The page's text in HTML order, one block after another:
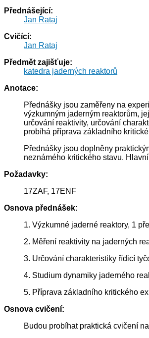
Přednášející:
Jan Rataj
Cvičící:
Jan Rataj
Předmět zajišťuje:
katedra jaderných reaktorů
Anotace:
Přednášky jsou zaměřeny na
výzkumným jaderným reaktorům,
určování reaktivity, určování
probíhá příprava základního
Přednášky jsou doplněny
neznámého kritického stavu.
Požadavky:
17ZAF, 17ENF
Osnova přednášek:
1. Výzkumné jaderné reaktory, 1
2. Měření reaktivity na jaderných
3. Určování charakteristiky řídicí
4. Studium dynamiky jaderného
5. Příprava základního kritického
Osnova cvičení:
Budou probíhat praktická cvičení